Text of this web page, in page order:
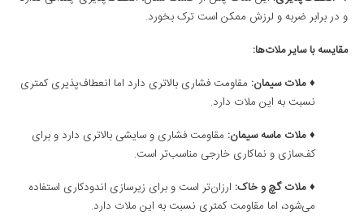
و در برابر ضربه و لرزش ممکن است ترک بخورد.
مقایسه با سایر ملات‌ها:
♦ملات سیمان: مقاومت فشاری بالاتری دارد اما انعطاف‌پذیری کمتری
نسبت به این ملات دارد.
♦ ملات ماسه سیمان: مقاومت فشاری و سایشی بالاتری دارد و برای
کف‌سازی و نماکاری خارجی مناسب‌تر است.
♦ ملات گچ و خاک: ارزان‌تر است و برای زیرسازی اندودکاری استفاده
می‌شود، اما مقاومت کمتری نسبت به این ملات دارد.